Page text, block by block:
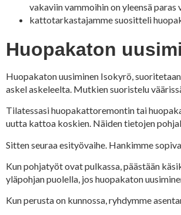
vakaviin vammoihin on yleensä
kattotarkastajamme suositteli
Huopakaton
Huopakaton uusiminen Isokyrö,
askel askeleelta. Mutkien suoristelu
Tilatessasi huopakattoremontin tai
uutta kattoa koskien. Näiden tietojen
Sitten seuraa esityövaihe. Hankimme
Kun pohjatyöt ovat pulkassa, päästään
yläpohjan puolella, jos huopakaton
Kun perusta on kunnossa, ryhdymme